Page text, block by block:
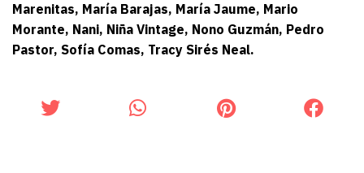
Marenitas, María Barajas, María Jaume, Mario
Morante, Nani, Niña Vintage, Nono Guzmán, Pedro
Pastor, Sofía Comas, Tracy Sirés Neal.